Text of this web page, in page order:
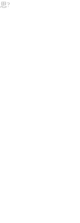
?